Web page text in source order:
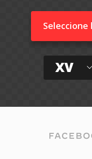
Seleccione
XV